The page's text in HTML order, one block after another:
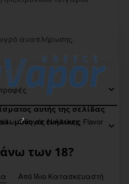
αυτής της σελίδας
μόνο σε ενήλικες
άνω των 18?
υγρό αναπλήρωσης.
Οδηγός Νικοτίνης Flavor
Από Ίδιο Κατασκευαστή